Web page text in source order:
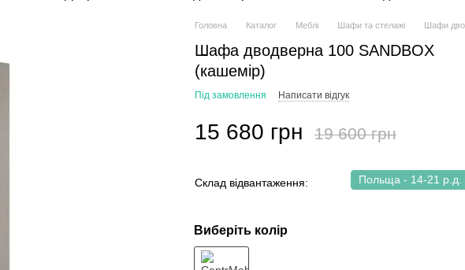
Головна Каталог Меблі Шафи та стелажі Шафи
Шафа дводверна 100 SANDBOX
(кашемір)
Під замовлення Написати відгук
15 680 грн 19 600 грн
Склад відвантаження: Польща - 14-21 р.д.
Виберіть колір